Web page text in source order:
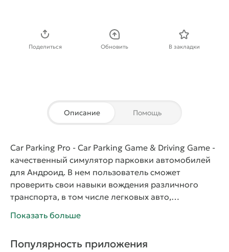
Поделиться Обновить В закладки
Описание Помощь
Car Parking Pro - Car Parking Game & Driving Game -
качественный симулятор парковки автомобилей
для Андроид. В нем пользователь сможет
проверить свои навыки вождения различного
транспорта, в том числе легковых авто,
В игре имеется три режима, каждый из которых
управление здесь отвечают рулевое колесо и
Показать больше
Популярность приложения